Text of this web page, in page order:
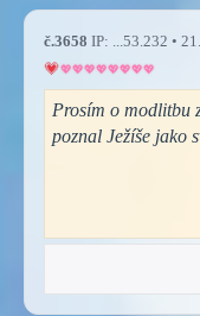
č.3658 IP: ...53.232 •
Prosím o modlitbu
poznal Ježíše jako